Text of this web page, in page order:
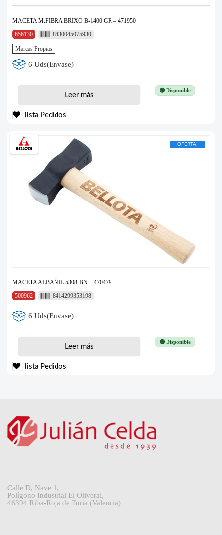
MACETA M.FIBRA BRIXO B-1400 GR – 471950
656130
8430045075930
Marcas Propias
6 Uds(Envase)
🟢 Disponible
Leer más
lista Pedidos
OFERTA!
MACETA ALBAÑIL 5308-BN – 470479
500962
8414299353198
6 Uds(Envase)
🟢 Disponible
Leer más
lista Pedidos
Calle D, Nave 1,
Polígono Industrial El Oliveral,
46394 Riba-Roja de Turia (Valencia)